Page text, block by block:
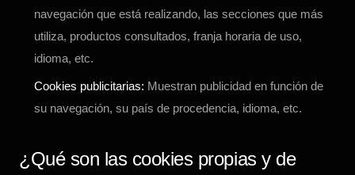
navegación que está realizando, las secciones que más
utiliza, productos consultados, franja horaria de uso,
idioma, etc.
Cookies publicitarias: Muestran publicidad en función de
su navegación, su país de procedencia, idioma, etc.
¿Qué son las cookies propias y de